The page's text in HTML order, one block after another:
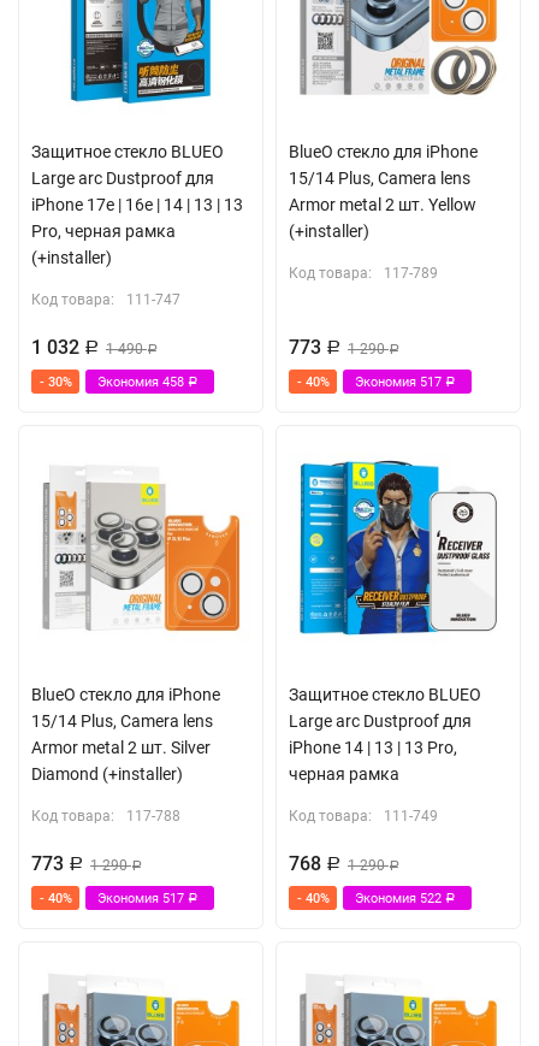
Защитное стекло BLUEO
Large arc Dustproof для
iPhone 17e | 16e | 14 | 13 | 13
Pro, черная рамка
(+installer)
Код товара: 111-747
1 032 Р 1 490Р
- 30% Экономия 458 Р
BlueO стекло для iPhone
15/14 Plus, Camera lens
Armor metal 2 шт. Yellow
(+installer)
Код товара: 117-789
773 Р 1 290Р
- 40% Экономия 517 Р
BlueO стекло для iPhone
15/14 Plus, Camera lens
Armor metal 2 шт. Silver
Diamond (+installer)
Код товара: 117-788
773 Р 1 290Р
- 40% Экономия 517 Р
Защитное стекло BLUEO
Large arc Dustproof для
iPhone 14 | 13 | 13 Pro,
черная рамка
Код товара: 111-749
768 Р 1 290Р
- 40% Экономия 522 Р